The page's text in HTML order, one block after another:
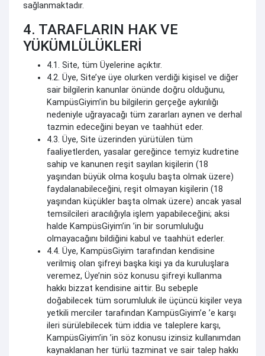
sağlanmaktadır.
4. TARAFLARIN HAK VE
YÜKÜMLÜLÜKLERİ
4.1. Site, tüm Üyelerine açıktır.
4.2. Üye, Site’ye üye olurken verdiği kişisel ve diğer
sair bilgilerin kanunlar önünde doğru olduğunu,
KampüsGiyim’in bu bilgilerin gerçeğe aykırılığı
nedeniyle uğrayacağı tüm zararları aynen ve derhal
tazmin edeceğini beyan ve taahhüt eder.
4.3. Üye, Site üzerinden yürütülen tüm
faaliyetlerden, yasalar gereğince temyiz kudretine
sahip ve kanunen reşit sayılan kişilerin (18
yaşından büyük olma koşulu başta olmak üzere)
faydalanabileceğini, reşit olmayan kişilerin (18
yaşından küçükler başta olmak üzere) ancak yasal
temsilcileri aracılığıyla işlem yapabileceğini; aksi
halde KampüsGiyim’in ’in bir sorumluluğu
olmayacağını bildiğini kabul ve taahhüt ederler.
4.4. Üye, KampüsGiyim tarafından kendisine
verilmiş olan şifreyi başka kişi ya da kuruluşlara
veremez, Üye’nin söz konusu şifreyi kullanma
hakkı bizzat kendisine aittir. Bu sebeple
doğabilecek tüm sorumluluk ile üçüncü kişiler veya
yetkili merciler tarafından KampüsGiyim’e ’e karşı
ileri sürülebilecek tüm iddia ve taleplere karşı,
KampüsGiyim’in ’in söz konusu izinsiz kullanımdan
kaynaklanan her türlü tazminat ve sair talep hakkı